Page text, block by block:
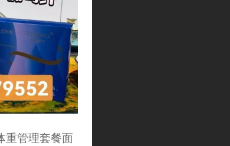
重管理套餐面